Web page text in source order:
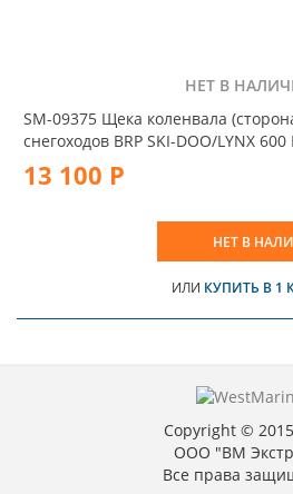
НЕТ В
SM-09375 Щека коленвала
снегоходов BRP SKI-DOO/LYNX 600
13 100 Р
НЕТ В
ИЛИ КУПИТЬ В 1
Copyright ©
ООО "ВМ
Все права